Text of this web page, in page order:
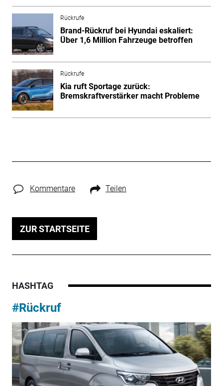
Rückrufe
Brand-Rückruf bei Hyundai eskaliert:
Über 1,6 Million Fahrzeuge betroffen
Rückrufe
Kia ruft Sportage zurück:
Bremskraftverstärker macht Probleme
Kommentare Teilen
ZUR STARTSEITE
HASHTAG
#Rückruf